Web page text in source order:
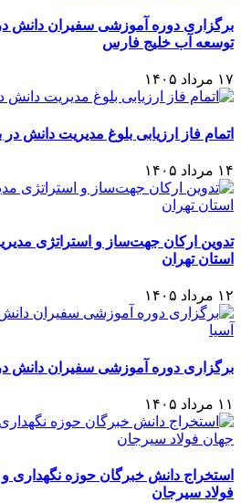
برگزاری دوره آموزشی سفیران دانش
توسعه آب خلیج فارس
۱۷ مرداد ۱۴۰۵
اتمام فاز ارزیابی بلوغ مدیریت دانش در
۱۴ مرداد ۱۴۰۵
تدوین ارکان جهت‌ساز و استراتژی
استان تهران
۱۲ مرداد ۱۴۰۵
برگزاری دوره آموزشی سفیران دانش
۱۱ مرداد ۱۴۰۵
استخراج دانش خبرگان حوزه
فولاد سیرجان